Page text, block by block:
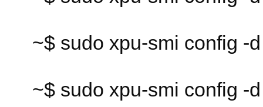
~$ sudo xpu-smi config -
~$ sudo xpu-smi config -